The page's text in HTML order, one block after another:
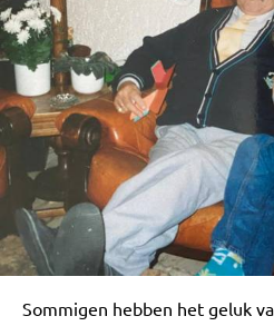
Sommigen hebben het geluk